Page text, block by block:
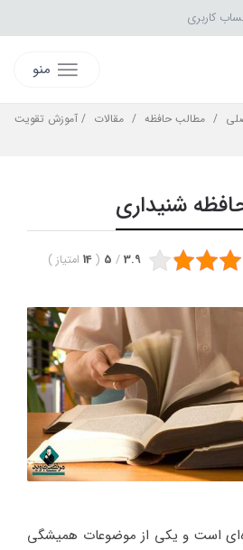
کاربری
منو
/ مطالب حافظه / مقالات / آموزش تقویت
شنیداری
3.9
/
5
(
14 امتیاز)
است و یکی از موضوعات همیشگی